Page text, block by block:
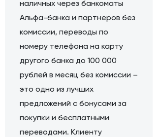
наличных через банкоматы
Альфа-банка и партнеров без
комиссии, переводы по
номеру телефона на карту
другого банка до 100 000
рублей в месяц без комиссии –
это одно из лучших
предложений с бонусами за
покупки и бесплатными
переводами. Клиенту